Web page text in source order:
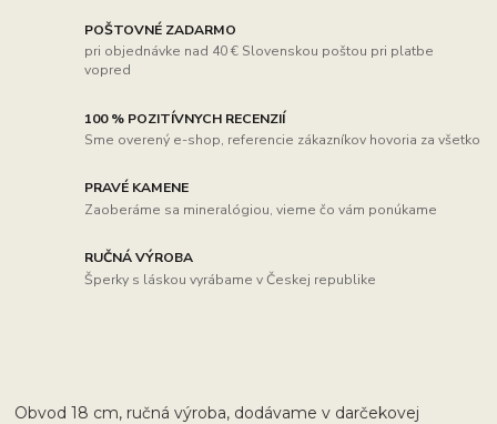
POŠTOVNÉ ZADARMO
pri objednávke nad 40 € Slovenskou poštou pri platbe
vopred
100 % POZITÍVNYCH RECENZIÍ
Sme overený e-shop, referencie zákazníkov hovoria za všetko
PRAVÉ KAMENE
Zaoberáme sa mineralógiou, vieme čo vám ponúkame
RUČNÁ VÝROBA
Šperky s láskou vyrábame v Českej republike
Obvod 18 cm, ručná výroba, dodávame v darčekovej